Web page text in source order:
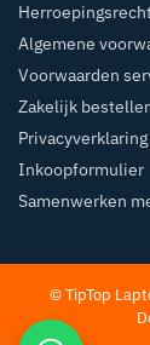
Algemene
Voorwaarden
Zakelijk
Privacyverklaring
Inkoopformulier
Samenwerken
© TipTop